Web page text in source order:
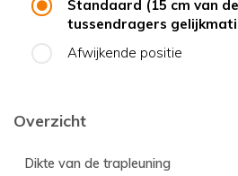
Standaard (15 cm van
tussendragers
Afwijkende positie
Overzicht
Dikte van de trapleuning